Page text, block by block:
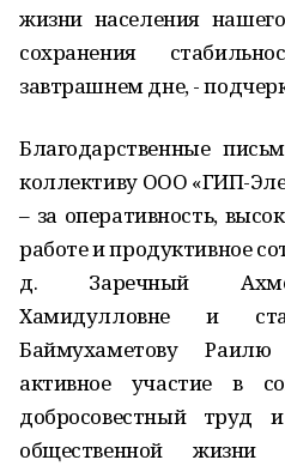
жизни населения
сохранения
завтрашнем дне, -
Благодарственные
коллективу ООО «ГИП-
– за оперативность,
работе и продуктивное
д. Заречный
Хамидулловне и
Баймухаметову
активное участие в
добросовестный труд
общественной жизни